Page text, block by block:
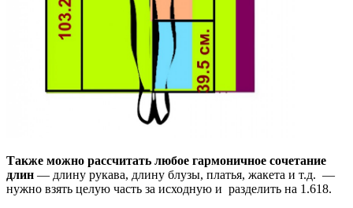
Также можно рассчитать любое гармоничное сочетание
длин — длину рукава, длину блузы, платья, жакета и т.д. —
нужно взять целую часть за исходную и разделить на 1.618.